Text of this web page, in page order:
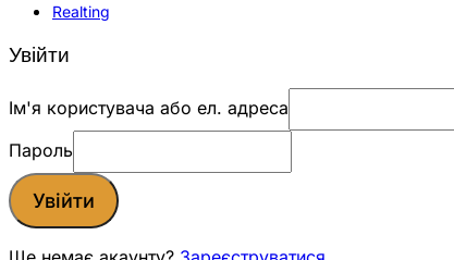
Realting
Увійти
Ім'я користувача або ел. адреса
Пароль
Увійти